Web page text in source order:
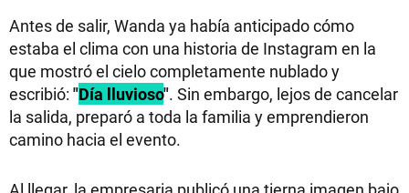
Antes de salir, Wanda ya había anticipado cómo
estaba el clima con una historia de Instagram en la
que mostró el cielo completamente nublado y
escribió: "Día lluvioso". Sin embargo, lejos de cancelar
la salida, preparó a toda la familia y emprendieron
camino hacia el evento.